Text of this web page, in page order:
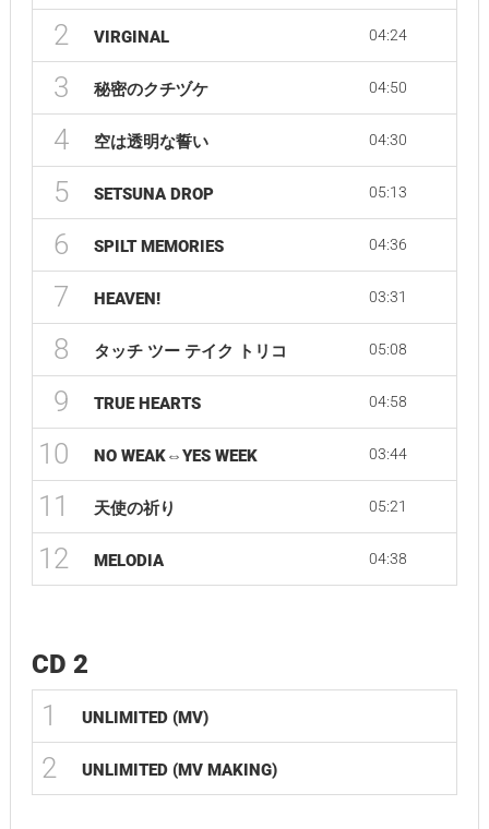
2 VIRGINAL 04:24
3 秘密のクチヅケ 04:50
4 空は透明な誓い 04:30
5 SETSUNA DROP 05:13
6 SPILT MEMORIES 04:36
7 HEAVEN! 03:31
8 タッチ ツー テイク トリコ 05:08
9 TRUE HEARTS 04:58
10 NO WEAK⇔YES WEEK 03:44
11 天使の祈り 05:21
12 MELODIA 04:38
CD 2
1 UNLIMITED (MV)
2 UNLIMITED (MV MAKING)